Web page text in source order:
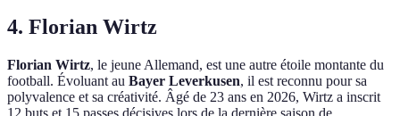
4. Florian Wirtz
Florian Wirtz, le jeune Allemand, est une autre étoile montante du
football. Évoluant au Bayer Leverkusen, il est reconnu pour sa
polyvalence et sa créativité. Âgé de 23 ans en 2026, Wirtz a inscrit